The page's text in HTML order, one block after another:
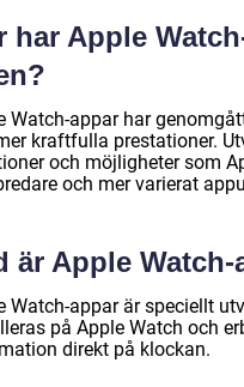
har Apple
Watch-appar har
kraftfulla prestationer.
och möjligheter som
och mer varierat
är Apple Watch-
Watch-appar är speciellt
på Apple Watch och
direkt på klockan.